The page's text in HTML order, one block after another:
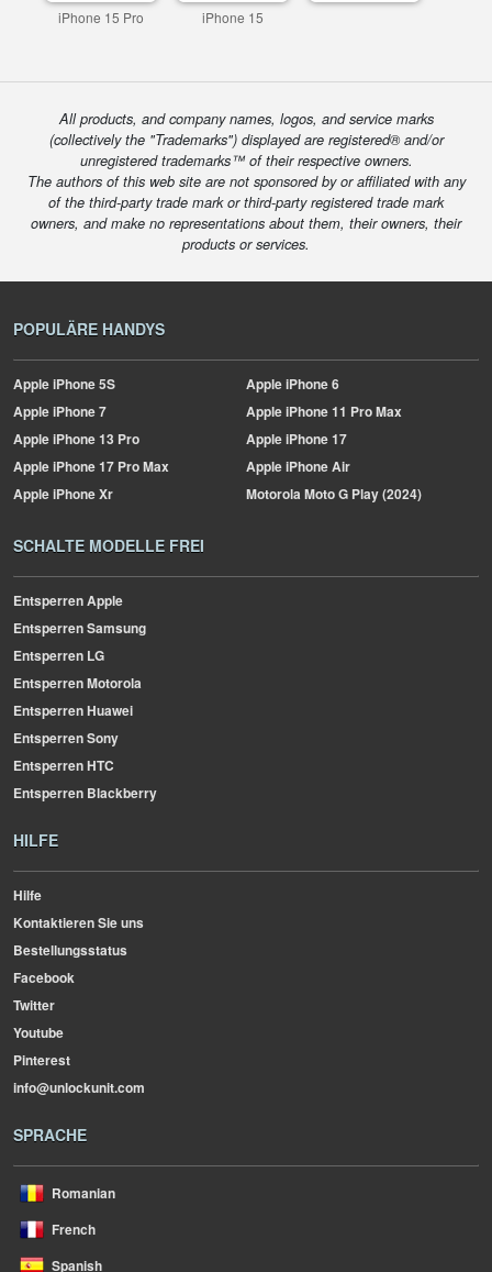
iPhone 15 Pro iPhone 15
All products, and company names, logos, and service marks
(collectively the "Trademarks") displayed are registered® and/or
unregistered trademarks™ of their respective owners.
The authors of this web site are not sponsored by or affiliated with any
of the third-party trade mark or third-party registered trade mark
owners, and make no representations about them, their owners, their
products or services.
POPULÄRE HANDYS
AppleiPhone 5S AppleiPhone 6
AppleiPhone 7 AppleiPhone 11 Pro Max
AppleiPhone 13 Pro AppleiPhone 17
AppleiPhone 17 Pro Max AppleiPhone Air
AppleiPhone Xr MotorolaMoto G Play (2024)
SCHALTE MODELLE FREI
Entsperren Apple
Entsperren Samsung
Entsperren LG
Entsperren Motorola
Entsperren Huawei
Entsperren Sony
Entsperren HTC
Entsperren Blackberry
HILFE
Hilfe
Kontaktieren Sie uns
Bestellungsstatus
Facebook
Twitter
Youtube
Pinterest
info@unlockunit.com
SPRACHE
Romanian
French
Spanish